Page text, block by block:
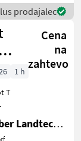
prodajalec
Cena
na
zahtevo
1 h
T
Amselgruber Landtechnik GmbH